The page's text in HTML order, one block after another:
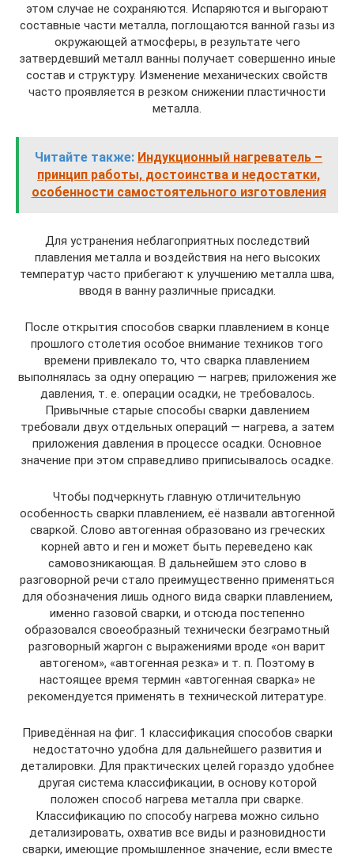
этом случае не сохраняются. Испаряются и выгорают
составные части металла, поглощаются ванной газы из
окружающей атмосферы, в результате чего
затвердевший металл ванны получает совершенно иные
состав и структуру. Изменение механических свойств
часто проявляется в резком снижении пластичности
металла.
Читайте также: Индукционный нагреватель –
принцип работы, достоинства и недостатки,
особенности самостоятельного изготовления
Для устранения неблагоприятных последствий
плавления металла и воздействия на него высоких
температур часто прибегают к улучшению металла шва,
вводя в ванну различные присадки.
После открытия способов сварки плавлением в конце
прошлого столетия особое внимание техников того
времени привлекало то, что сварка плавлением
выполнялась за одну операцию — нагрев; приложения же
давления, т. е. операции осадки, не требовалось.
Привычные старые способы сварки давлением
требовали двух отдельных операций — нагрева, а затем
приложения давления в процессе осадки. Основное
значение при этом справедливо приписывалось осадке.
Чтобы подчеркнуть главную отличительную
особенность сварки плавлением, её назвали автогенной
сваркой. Слово автогенная образовано из греческих
корней авто и ген и может быть переведено как
самовозникающая. В дальнейшем это слово в
разговорной речи стало преимущественно применяться
для обозначения лишь одного вида сварки плавлением,
именно газовой сварки, и отсюда постепенно
образовался своеобразный технически безграмотный
разговорный жаргон с выражениями вроде «он варит
автогеном», «автогенная резка» и т. п. Поэтому в
настоящее время термин «автогенная сварка» не
рекомендуется применять в технической литературе.
Приведённая на фиг. 1 классификация способов сварки
недостаточно удобна для дальнейшего развития и
деталировки. Для практических целей гораздо удобнее
другая система классификации, в основу которой
положен способ нагрева металла при сварке.
Классификацию по способу нагрева можно сильно
детализировать, охватив все виды и разновидности
сварки, имеющие промышленное значение, если вместе